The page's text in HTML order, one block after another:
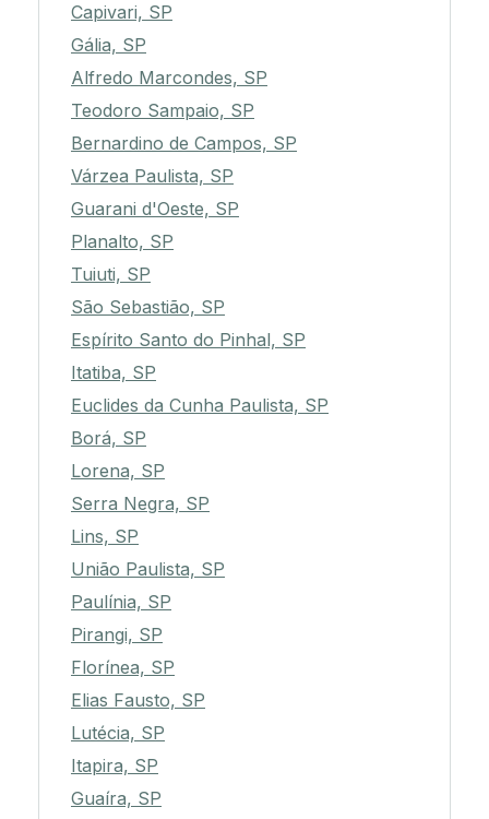
Capivari, SP
Gália, SP
Alfredo Marcondes, SP
Teodoro Sampaio, SP
Bernardino de Campos, SP
Várzea Paulista, SP
Guarani d'Oeste, SP
Planalto, SP
Tuiuti, SP
São Sebastião, SP
Espírito Santo do Pinhal, SP
Itatiba, SP
Euclides da Cunha Paulista, SP
Borá, SP
Lorena, SP
Serra Negra, SP
Lins, SP
União Paulista, SP
Paulínia, SP
Pirangi, SP
Florínea, SP
Elias Fausto, SP
Lutécia, SP
Itapira, SP
Guaíra, SP